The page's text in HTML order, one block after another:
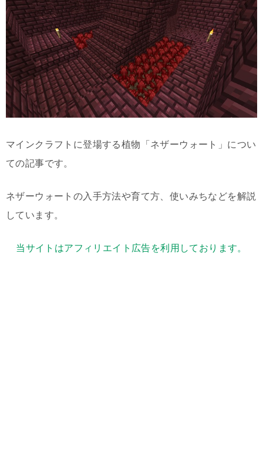
マインクラフトに登場する植物「ネザーウォート」につい
ての記事です。
ネザーウォートの入手方法や育て方、使いみちなどを解説
しています。
当サイトはアフィリエイト広告を利用しております。